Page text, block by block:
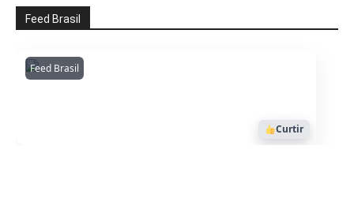
Feed Brasil
Feed BrasilAmazonianarede
1053
Curtir